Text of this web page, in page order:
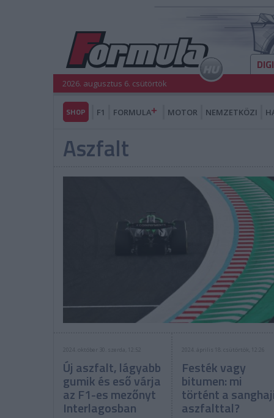
2026. augusztus 6. csütörtök
SHOP F1 FORMULA MOTOR NEMZETKÖZI
Aszfalt
2024. október 30. szerda, 12:52
Új aszfalt, lágyabb
gumik és eső várja
az F1-es mezőnyt
Interlagosban
2024. április 18. csütörtök, 12:26
Festék vagy
bitumen: mi
történt a sanghaji
aszfalttal?